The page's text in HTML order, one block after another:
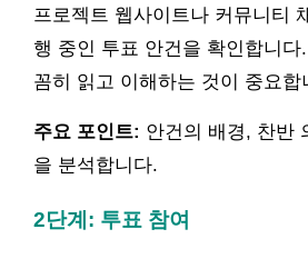
프로젝트 웹사이트나 커뮤니티
행 중인 투표 안건을 확인합니
꼼히 읽고 이해하는 것이 중요합
주요 포인트: 안건의 배경, 찬반
을 분석합니다.
2단계: 투표 참여